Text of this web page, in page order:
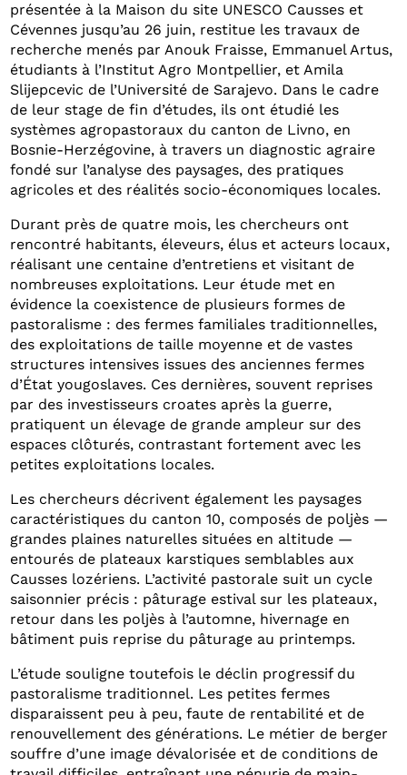
présentée à la Maison du site UNESCO Causses et
Cévennes jusqu’au 26 juin, restitue les travaux de
recherche menés par Anouk Fraisse, Emmanuel Artus,
étudiants à l’Institut Agro Montpellier, et Amila
Slijepcevic de l’Université de Sarajevo. Dans le cadre
de leur stage de fin d’études, ils ont étudié les
systèmes agropastoraux du canton de Livno, en
Bosnie-Herzégovine, à travers un diagnostic agraire
fondé sur l’analyse des paysages, des pratiques
agricoles et des réalités socio-économiques locales.
Durant près de quatre mois, les chercheurs ont
rencontré habitants, éleveurs, élus et acteurs locaux,
réalisant une centaine d’entretiens et visitant de
nombreuses exploitations. Leur étude met en
évidence la coexistence de plusieurs formes de
pastoralisme : des fermes familiales traditionnelles,
des exploitations de taille moyenne et de vastes
structures intensives issues des anciennes fermes
d’État yougoslaves. Ces dernières, souvent reprises
par des investisseurs croates après la guerre,
pratiquent un élevage de grande ampleur sur des
espaces clôturés, contrastant fortement avec les
petites exploitations locales.
Les chercheurs décrivent également les paysages
caractéristiques du canton 10, composés de poljès —
grandes plaines naturelles situées en altitude —
entourés de plateaux karstiques semblables aux
Causses lozériens. L’activité pastorale suit un cycle
saisonnier précis : pâturage estival sur les plateaux,
retour dans les poljès à l’automne, hivernage en
bâtiment puis reprise du pâturage au printemps.
L’étude souligne toutefois le déclin progressif du
pastoralisme traditionnel. Les petites fermes
disparaissent peu à peu, faute de rentabilité et de
renouvellement des générations. Le métier de berger
souffre d’une image dévalorisée et de conditions de